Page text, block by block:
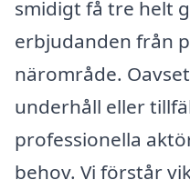
smidigt få tre helt
erbjudanden från
närområde.
underhåll eller
professionella
behov. Vi förstår